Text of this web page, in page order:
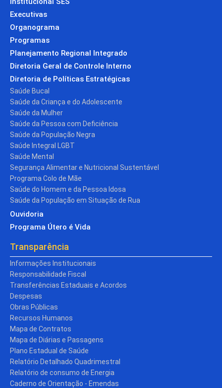
Executivas
Organograma
Programas
Planejamento Regional Integrado
Diretoria Geral de Controle Interno
Diretoria de Políticas Estratégicas
Saúde Bucal
Saúde da Criança e do Adolescente
Saúde da Mulher
Saúde da Pessoa com Deficiência
Saúde da População Negra
Saúde Integral LGBT
Saúde Mental
Segurança Alimentar e Nutricional Sustentável
Programa Colo de Mãe
Saúde do Homem e da Pessoa Idosa
Saúde da População em Situação de Rua
Ouvidoria
Programa Útero é Vida
Transparência
Informações Institucionais
Responsabilidade Fiscal
Transferências Estaduais e Acordos
Despesas
Obras Públicas
Recursos Humanos
Mapa de Contratos
Mapa de Diárias e Passagens
Plano Estadual de Saúde
Relatório Detalhado Quadrimestral
Relatório de consumo de Energia
Caderno de Orientação - Emendas